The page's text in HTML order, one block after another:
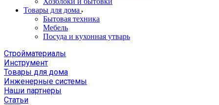
Товары для дома
Бытовая техника
Мебель
Посуда и кухонная утварь
Стройматериалы
Инструмент
Товары для дома
Инженерные системы
Наши партнеры
Статьи